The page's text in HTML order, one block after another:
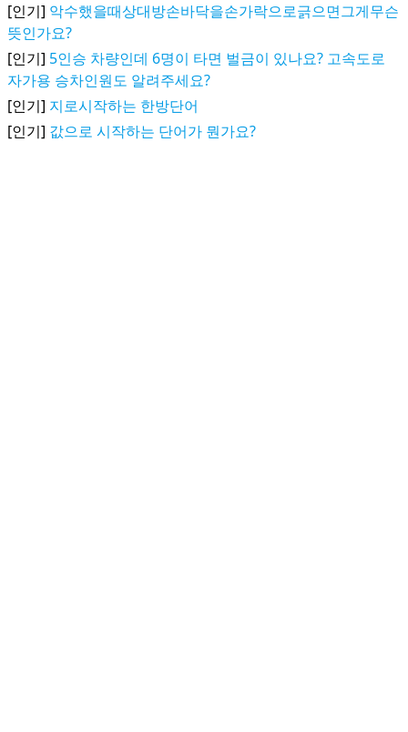
[인기] 악수했을때상대방손바닥을손가락으로긁으면그게무슨
뜻인가요?
[인기] 5인승 차량인데 6명이 타면 벌금이 있나요? 고속도로
자가용 승차인원도 알려주세요?
[인기] 지로시작하는 한방단어
[인기] 값으로 시작하는 단어가 뭔가요?